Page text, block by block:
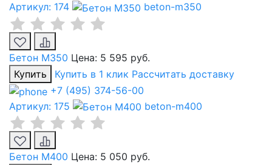
Артикул: 174
beton-m350
Бетон М350 Цена: 5 595 руб.
Купить
Купить в 1 клик Рассчитать доставку
+7 (495) 374-56-00
Артикул: 175
beton-m400
Бетон М400 Цена: 5 050 руб.